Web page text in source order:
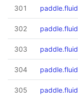
301
302
303
304
305